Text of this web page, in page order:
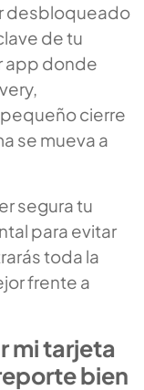
desbloqueado
de tu
app donde
cierre
se mueva a
segura tu
para evitar
toda la
frente a
mi tarjeta
bien